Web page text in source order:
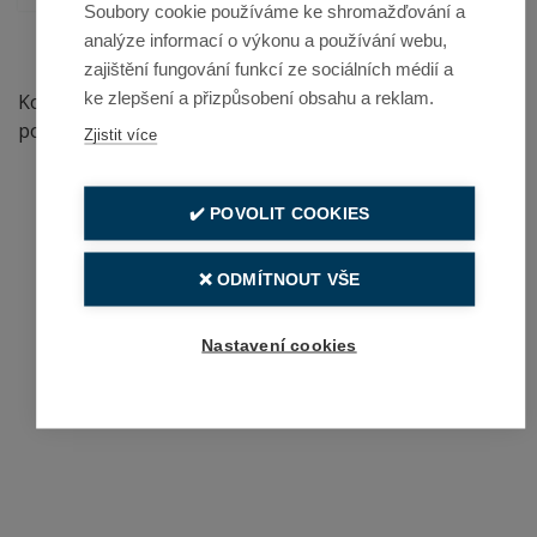
Kompletní rozsah pojištění a výluk je uveden v
pojistných podmínkách v sekci Dokumenty ke stažení.
Soubory cookie používáme ke shromažďování a
analýze informací o výkonu a používání webu,
zajištění fungování funkcí ze sociálních médií a
ke zlepšení a přizpůsobení obsahu a reklam.
Zjistit více
✔️ POVOLIT COOKIES
❌ ODMÍTNOUT VŠE
Nastavení cookies